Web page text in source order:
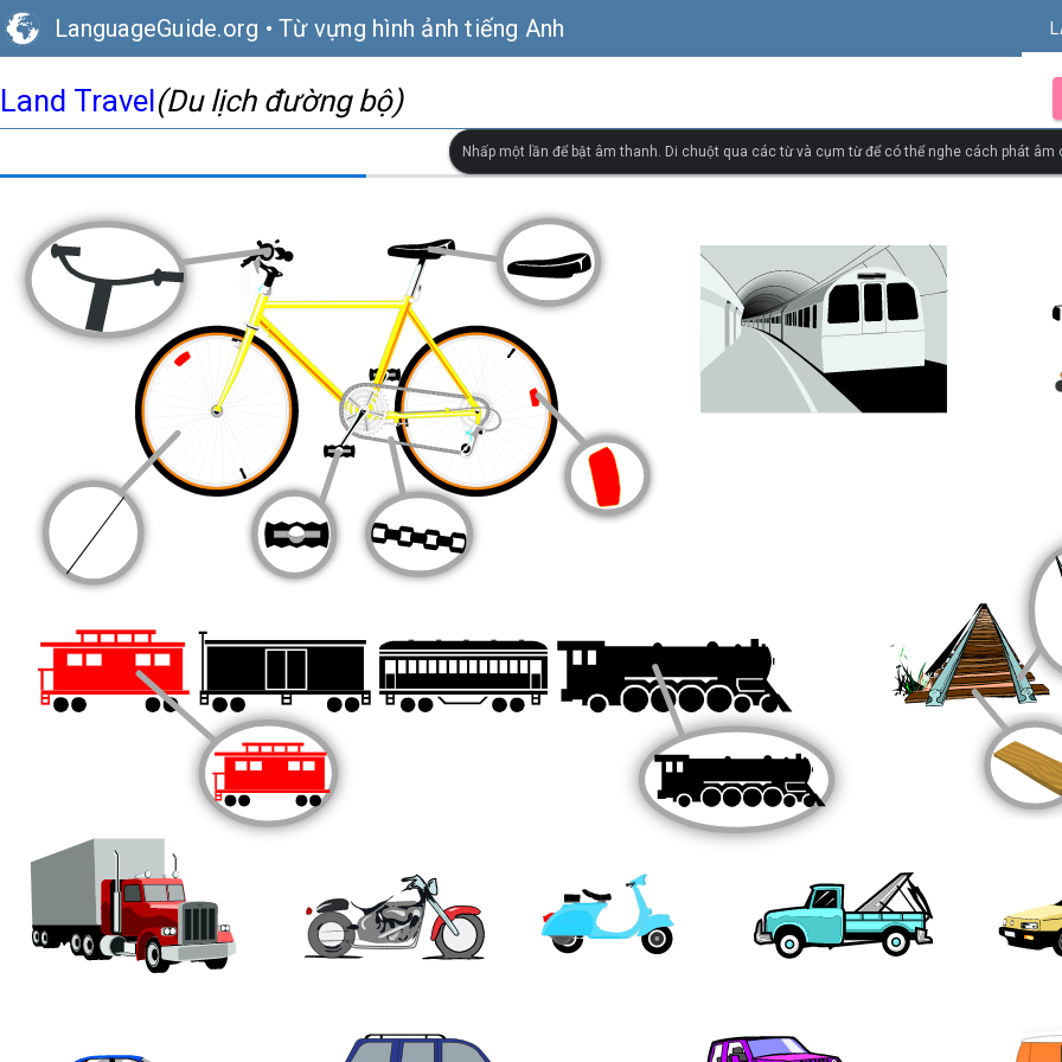
LanguageGuide.org • Từ vựng hình ảnh tiếng Anh
Land Travel(Du lịch đường bộ)
Nhấp một lần để bật âm thanh. Di chuột qua các từ và cụm từ để có thể nghe cách phát âm